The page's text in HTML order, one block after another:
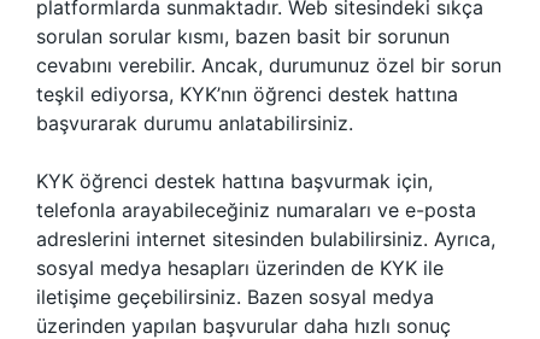
platformlarda sunmaktadır. Web sitesindeki sıkça
sorulan sorular kısmı, bazen basit bir sorunun
cevabını verebilir. Ancak, durumunuz özel bir sorun
teşkil ediyorsa, KYK’nın öğrenci destek hattına
başvurarak durumu anlatabilirsiniz.
KYK öğrenci destek hattına başvurmak için,
telefonla arayabileceğiniz numaraları ve e-posta
adreslerini internet sitesinden bulabilirsiniz. Ayrıca,
sosyal medya hesapları üzerinden de KYK ile
iletişime geçebilirsiniz. Bazen sosyal medya
üzerinden yapılan başvurular daha hızlı sonuç